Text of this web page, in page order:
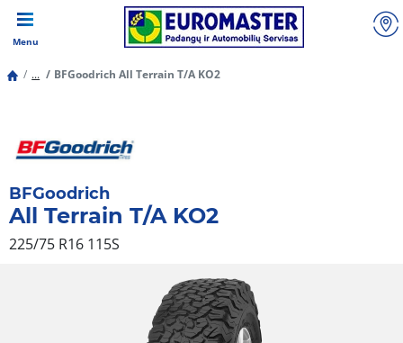
Menu
... BFGoodrich All Terrain T/A KO2
BFGoodrich
All Terrain T/A KO2
225/75 R16 115S